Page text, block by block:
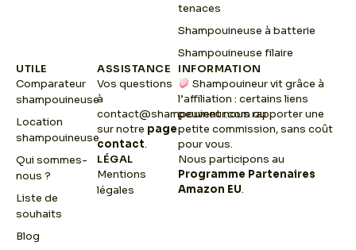
tenaces
Shampouineuse à batterie
Shampouineuse filaire
UTILE
Comparateur
shampouineuse
Location
shampouineuse
Qui sommes-
nous ?
Liste de
souhaits
Blog
ASSISTANCE
Vos questions
à
contact@shampouineur.comou
sur notre page
contact.
LÉGAL
Mentions
légales
INFORMATION
Shampouineur vit grâce à
l’affiliation : certains liens
peuvent nous rapporter une
petite commission, sans coût
pour vous.
Nous participons au
Programme Partenaires
Amazon EU.